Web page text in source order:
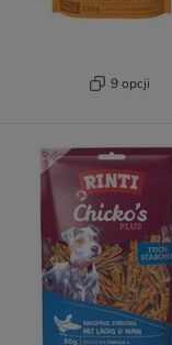
9 opcji